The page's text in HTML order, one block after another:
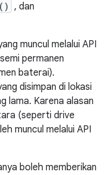
, dan
muncul melalui API
permanen
baterai).
disimpan di lokasi
lama. Karena alasan
(seperti drive
muncul melalui API
boleh memberikan